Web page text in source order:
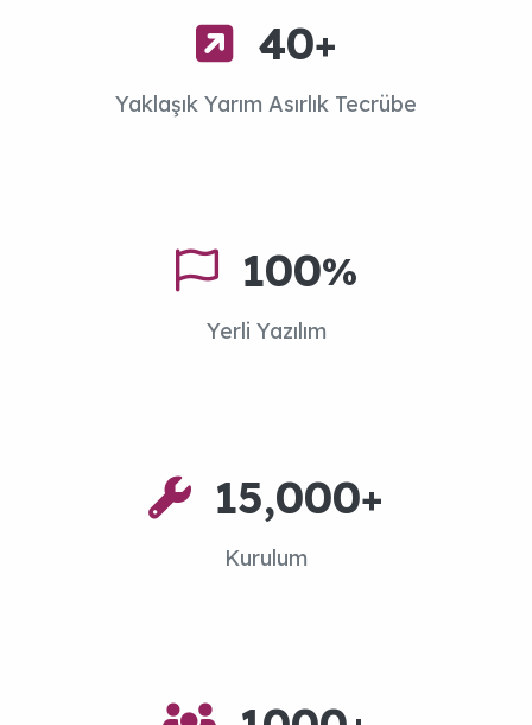
NedenEmse Sistemleri
40+
Yaklaşık Yarım Asırlık Tecrübe
100%
Yerli Yazılım
15,000+
Kurulum